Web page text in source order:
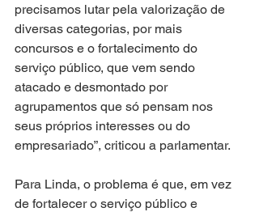
precisamos lutar pela valorização de
diversas categorias, por mais
concursos e o fortalecimento do
serviço público, que vem sendo
atacado e desmontado por
agrupamentos que só pensam nos
seus próprios interesses ou do
empresariado”, criticou a parlamentar.
Para Linda, o problema é que, em vez
de fortalecer o serviço público e